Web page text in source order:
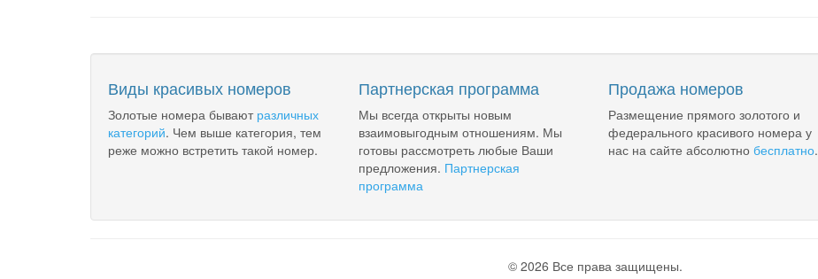
Виды красивых номеров
Золотые номера бывают различных
категорий. Чем выше категория, тем
реже можно встретить такой номер.
Партнерская программа
Мы всегда открыты новым
взаимовыгодным отношениям. Мы
готовы рассмотреть любые Ваши
предложения. Партнерская
программа
Продажа номеров
Размещение прямого золотого и
федерального красивого номера у
нас на сайте абсолютно бесплатно.
© 2026 Все права защищены.